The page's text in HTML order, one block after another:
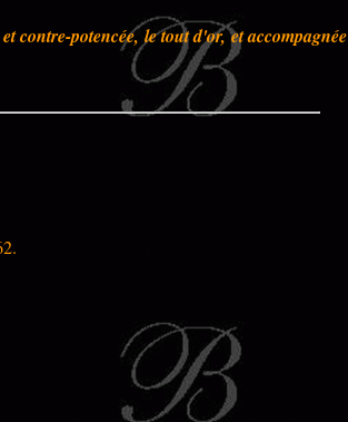
contre-potencée, le tout d'or, et accompagnée